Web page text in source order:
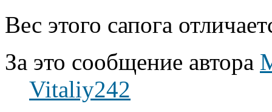
Вес этого сапога
За это сообщение автора
Vitaliy242